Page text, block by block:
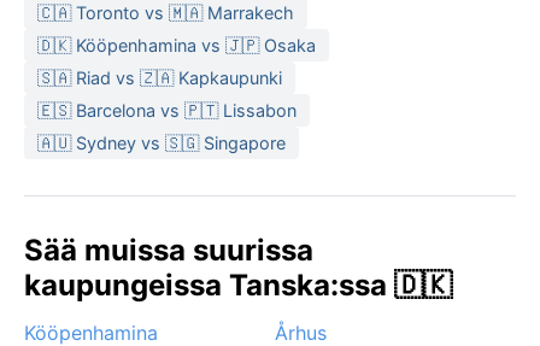
🇨🇦 Toronto vs 🇲🇦 Marrakech
🇩🇰 Kööpenhamina vs 🇯🇵 Osaka
🇸🇦 Riad vs 🇿🇦 Kapkaupunki
🇪🇸 Barcelona vs 🇵🇹 Lissabon
🇦🇺 Sydney vs 🇸🇬 Singapore
Sää muissa suurissa
kaupungeissa Tanska:ssa 🇩🇰
Kööpenhamina
Århus